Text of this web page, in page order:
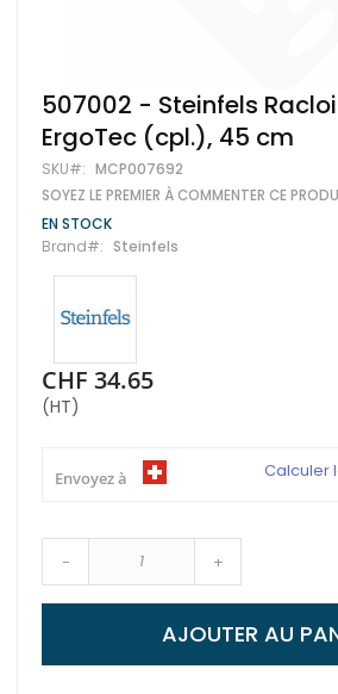
Skip
to
the
beginning
of
the
images
gallery
507002 - Steinfels
ErgoTec (cpl.), 45 cm
SKU MCP007692
SOYEZ LE PREMIER À COMMENTER CE
EN STOCK
Brand
Steinfels
CHF 34.65
(HT)
Envoyez à Calculer
- +
AJOUTER AU